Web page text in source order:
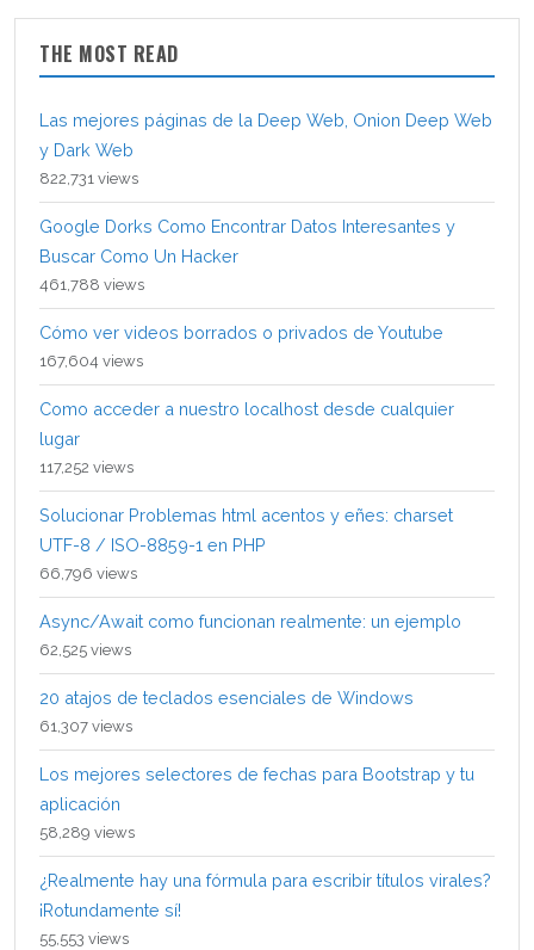
THE MOST READ
Las mejores páginas de la Deep Web, Onion Deep Web
y Dark Web
822,731 views
Google Dorks Como Encontrar Datos Interesantes y
Buscar Como Un Hacker
461,788 views
Cómo ver videos borrados o privados de Youtube
167,604 views
Como acceder a nuestro localhost desde cualquier
lugar
117,252 views
Solucionar Problemas html acentos y eñes: charset
UTF-8 / ISO-8859-1 en PHP
66,796 views
Async/Await como funcionan realmente: un ejemplo
62,525 views
20 atajos de teclados esenciales de Windows
61,307 views
Los mejores selectores de fechas para Bootstrap y tu
aplicación
58,289 views
¿Realmente hay una fórmula para escribir títulos virales?
¡Rotundamente sí!
55,553 views